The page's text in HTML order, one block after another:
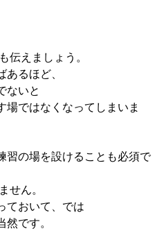
伝えましょう。
るほど、
ないと
ではなくなってしまいま
習の場を設けることも必須で
せん。
ておいて、では
です。